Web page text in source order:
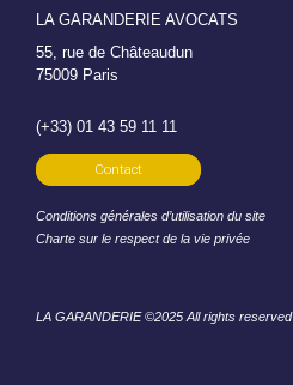
LA GARANDERIE AVOCATS
55, rue de Châteaudun
75009 Paris
(+33) 01 43 59 11 11
Contact
Conditions générales d’utilisation du site
Charte sur le respect de la vie privée
LA GARANDERIE ©2025 All rights reserved